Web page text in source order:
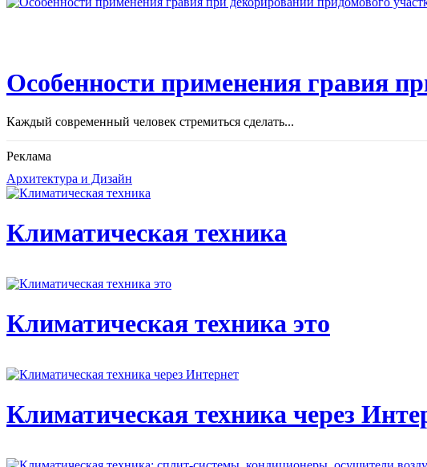
Особенности применения гравия
Каждый современный человек стремиться сделать...
Реклама
Архитектура и Дизайн
Климатическая техника
Климатическая техника это
Климатическая техника через